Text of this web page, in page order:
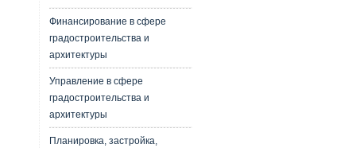
Финансирование в сфере
градостроительства и
архитектуры
Управление в сфере
градостроительства и
архитектуры
Планировка, застройка,